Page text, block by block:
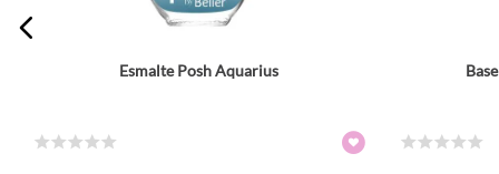
Esmalte Posh Aquarius